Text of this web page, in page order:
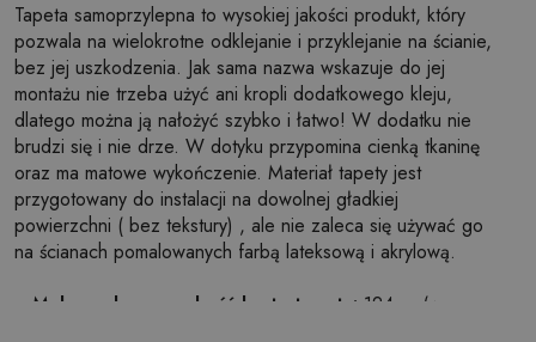
Tapeta samoprzylepna to wysokiej jakości produkt, który
pozwala na wielokrotne odklejanie i przyklejanie na ścianie,
bez jej uszkodzenia. Jak sama nazwa wskazuje do jej
montażu nie trzeba użyć ani kropli dodatkowego kleju,
dlatego można ją nałożyć szybko i łatwo! W dodatku nie
brudzi się i nie drze. W dotyku przypomina cienką tkaninę
oraz ma matowe wykończenie. Materiał tapety jest
przygotowany do instalacji na dowolnej gładkiej
powierzchni ( bez tekstury) , ale nie zaleca się używać go
na ścianach pomalowanych farbą lateksową i akrylową.
Maksymalna szerokość brytu tapety: 124cm (w